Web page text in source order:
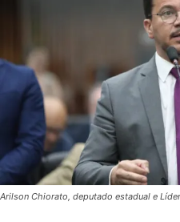
Arilson Chiorato, deputado estadual e